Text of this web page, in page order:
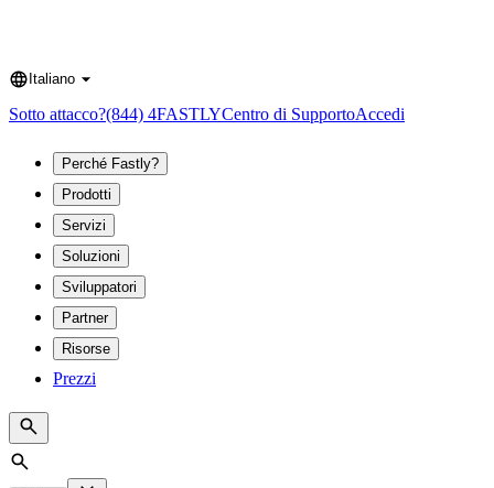
Language
Italiano
Sotto attacco?(844) 4FASTLYCentro di SupportoAccedi
Perché Fastly?
Prodotti
Servizi
Soluzioni
Sviluppatori
Partner
Risorse
Prezzi
Search